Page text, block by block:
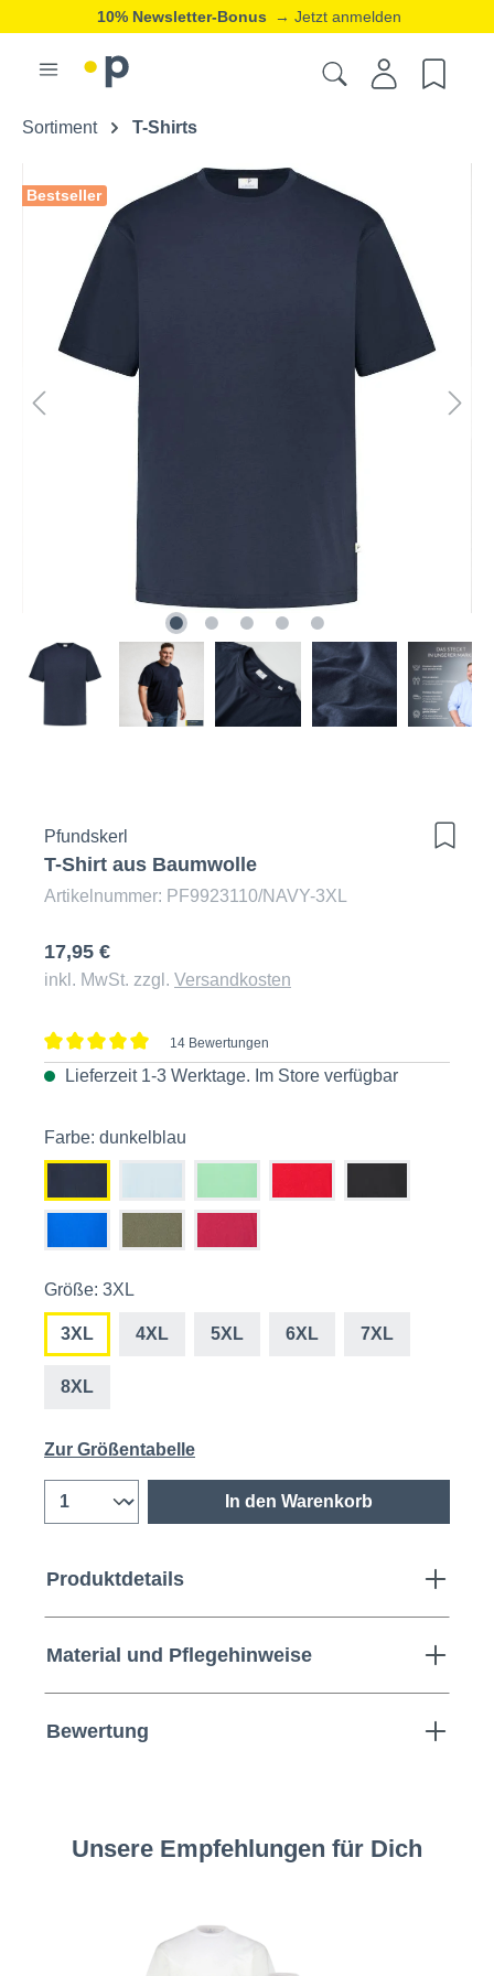
10% Newsletter-Bonus → Jetzt anmelden
Sortiment T-Shirts
Bestseller
Pfundskerl
T-Shirt aus Baumwolle
Artikelnummer: PF9923110/NAVY-3XL
17,95 €
inkl. MwSt. zzgl. Versandkosten
Durchschnittliche Bewertung von 5 von 5 Sternen
14 Bewertungen
Lieferzeit 1-3 Werktage. Im Store verfügbar
Farbe: dunkelblau
Größe: 3XL
3XL 4XL 5XL 6XL 7XL
8XL
Zur Größentabelle
In den Warenkorb
Produktdetails
Material und Pflegehinweise
Bewertung
Unsere Empfehlungen für Dich